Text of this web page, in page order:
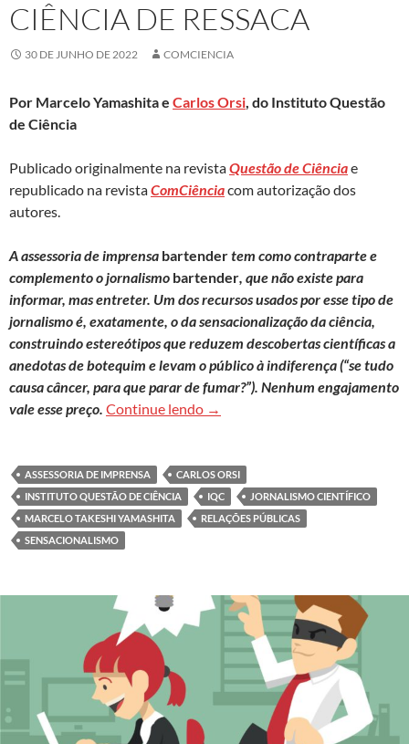
CIÊNCIA DE RESSACA
30 DE JUNHO DE 2022 COMCIENCIA
Por Marcelo Yamashita e Carlos Orsi , do Instituto Questão
de Ciência
Publicado originalmente na revistaQuestão de Ciênciae
republicado na revistaComCiênciacom autorização dos
autores.
A assessoria de imprensa bartendertem como contraparte e
complemento o jornalismo bartender , que não existe para
informar, mas entreter. Um dos recursos usados por esse tipo de
jornalismo é, exatamente, o da sensacionalização da ciência,
construindo estereótipos que reduzem descobertas científicas a
anedotas de botequim e levam o público à indiferença (“se tudo
causa câncer, para que parar de fumar?”). Nenhum engajamento
vale esse preço. Continue lendo Comunicação sensacionalista
→
ASSESSORIA DE IMPRENSA
CARLOS ORSI
INSTITUTO QUESTÃO DE CIÊNCIA
IQC
JORNALISMO CIENTÍFICO
MARCELO TAKESHI YAMASHITA
RELAÇÕES PÚBLICAS
SENSACIONALISMO